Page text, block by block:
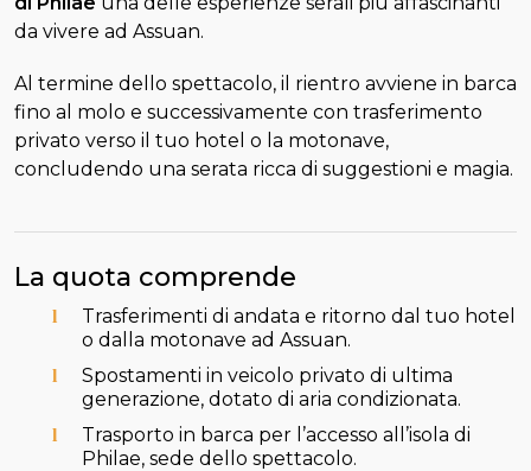
da vivere ad Assuan.
Al termine dello spettacolo, il rientro avviene in barca
fino al molo e successivamente con trasferimento
privato verso il tuo hotel o la motonave,
concludendo una serata ricca di suggestioni e magia.
La quota comprende
Trasferimenti di andata e ritorno dal tuo hotel
o dalla motonave ad Assuan.
Spostamenti in veicolo privato di ultima
generazione, dotato di aria condizionata.
Trasporto in barca per l’accesso all’isola di
Philae, sede dello spettacolo.